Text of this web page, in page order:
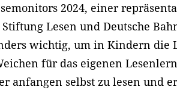
2024, einer
Stiftung Lesen und Deutsche
wichtig, um in Kindern die
für das eigenen
anfangen selbst zu lesen und